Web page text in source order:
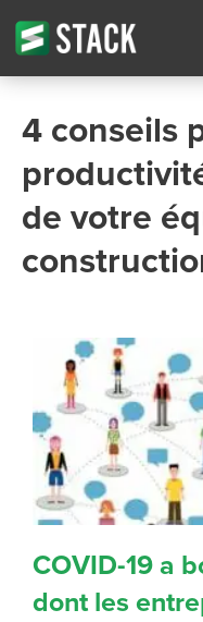
4 conseils
de votre
COVID-19 a
dont les